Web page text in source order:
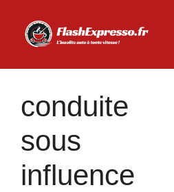
contenu
conduite
sous
influence